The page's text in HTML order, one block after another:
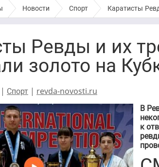
› Новости › Спорт › Каратисты
Ревды и их
золото на
Спорт | revda-novosti.ru
В
к